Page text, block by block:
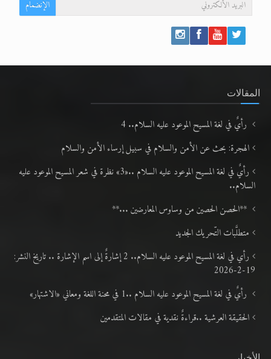
المقالات
رأيٌ في لغة المسيح الموعود عليه السلام.. 4
الهجرة: بحث عن الأمن والسلام في سبيل إرساء الأمن والسلام
رأيٌ في لغة المسيح الموعود عليه السلام ..«3» نظرة في شعر المسيح الموعود عليه
السلام..
**الحصن الحصين من وساوس المعارضين ...**
متطلَّبات التّحريك الجديد
رأيٌ في لغة المسيح الموعود عليه السلام ..1 في محنة اللغة ومعاني «الاشتهار»
الحقيقة العرشية ..قراءةٌ نقدية في مقالات المتقدمين